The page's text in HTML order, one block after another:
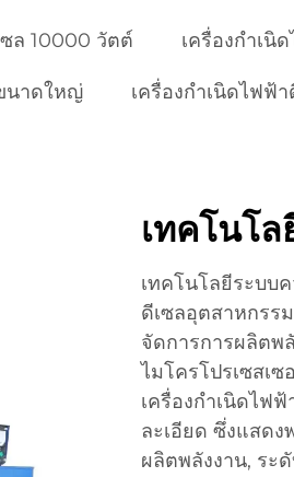
ล 10000 วัตต์ เครื่องกำเนิ
นาดใหญ่ เครื่องกำเนิดไฟฟ้
เทคโนโ
เทคโนโลยีระบบ
ดีเซลอุตสาหกรร
จัดการการผลิตพ
ไมโครโปรเซสเ
เครื่องกำเนิดไฟ
ละเอียด ซึ่งแสดง
ผลิตพลังงาน, ระ